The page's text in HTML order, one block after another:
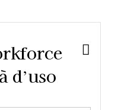
d’uso